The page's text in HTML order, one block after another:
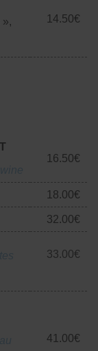
»,
14.50€
16.50€
18.00€
32.00€
33.00€
41.00€